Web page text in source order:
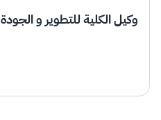
وكيل الكلية للتطوير و الجودة